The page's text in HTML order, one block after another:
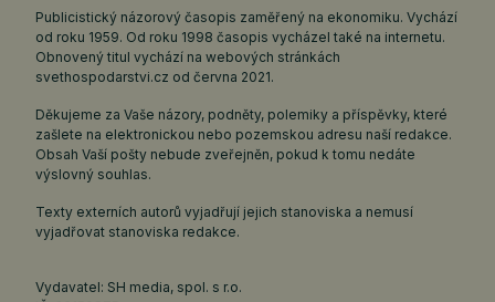
Publicistický názorový časopis zaměřený na ekonomiku. Vychází
od roku 1959. Od roku 1998 časopis vycházel také na internetu.
Obnovený titul vychází na webových stránkách
svethospodarstvi.cz od června 2021.
Děkujeme za Vaše názory, podněty, polemiky a příspěvky, které
zašlete na elektronickou nebo pozemskou adresu naší redakce.
Obsah Vaší pošty nebude zveřejněn, pokud k tomu nedáte
výslovný souhlas.
Texty externích autorů vyjadřují jejich stanoviska a nemusí
vyjadřovat stanoviska redakce.
Vydavatel: SH media, spol. s r.o.